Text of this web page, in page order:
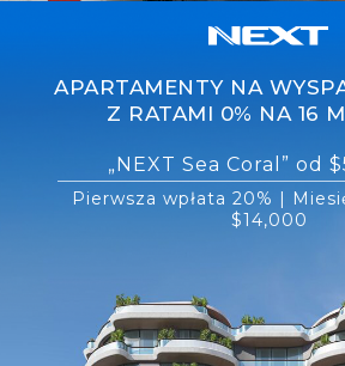
Pierwsza wpłata 20% |
$14,000
„NEXT Sea Coral” od
APARTAMENTY NA
Z RATAMI 0% NA 16